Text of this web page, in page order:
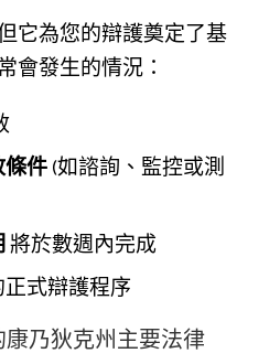
它為您的辯護奠定了基
會發生的情況：
件(如諮詢、監控或測
將於數週內完成
式辯護程序
乃狄克州主要法律